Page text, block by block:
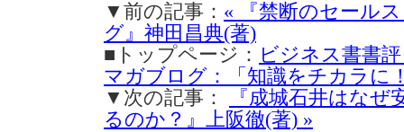
▼前の記事： « 『禁断のセール
グ』神田昌典(著)
■トップページ： ビジネス書書
マガブログ：「知識をチカラに
▼次の記事：
『成城石井はな
るのか？』上阪徹(著) »